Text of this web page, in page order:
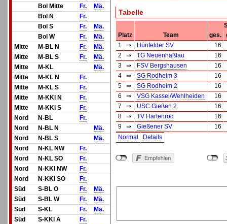
Bol Mitte
Fr.
Mä.
Bol N
Fr.
Bol S
Fr.
Mä.
Bol W
Fr.
Mä.
Mitte
M-BL N Fr.
Mä.
Mitte
M-BL S Fr.
Mä.
Mitte
M-KL
Mä.
Mitte
M-KL N
Fr.
Mitte
M-KL S
Fr.
Mitte
M-KKl N
Fr.
Mitte
M-KKl S
Fr.
Nord
N-BL
Fr.
Nord
N-BL N
Mä.
Nord
N-BL S
Mä.
Nord
N-KL NW
Fr.
Nord
N-KL SO
Fr.
Nord
N-KKl NW
Fr.
Nord
N-KKl SO
Fr.
Süd
S-BL O Fr.
Mä.
Süd
S-BL W Fr.
Mä.
Süd
S-KL Fr.
Mä.
Süd
S-KKl A
Fr.
Tabelle
Platz
Team ges.
1
⇒ Hünfelder SV
16
2
⇒ TG Neuenhaßlau
16
3
⇒ FSV Bergshausen
16
4
⇒ SG Rodheim 3
16
5
⇒ SG Rodheim 2
16
6
⇒ VSG Kassel/Wehlheiden
16
7
⇒ USC Gießen 2
16
8
⇒ TV Hartenrod
16
9
⇒ Gießener SV
16
Normal
Details